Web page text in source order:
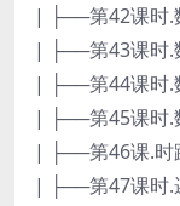
| ├──第42课时.
| ├──第43课时.
| ├──第44课时.
| ├──第45课时.
| ├──第46课.时
| ├──第47课时.